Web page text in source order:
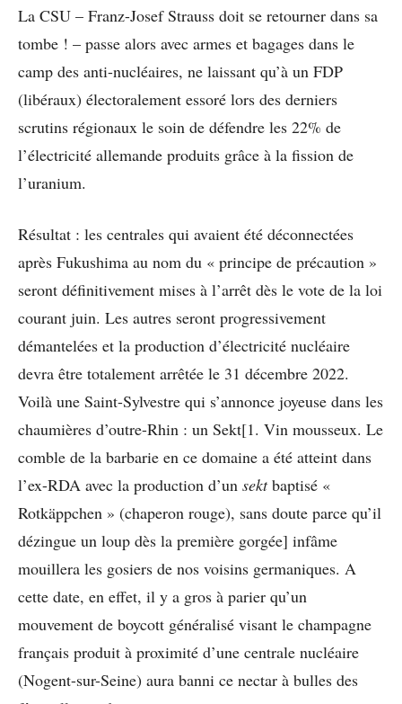
La CSU – Franz-Josef Strauss doit se retourner dans sa
tombe ! – passe alors avec armes et bagages dans le
camp des anti-nucléaires, ne laissant qu’à un FDP
(libéraux) électoralement essoré lors des derniers
scrutins régionaux le soin de défendre les 22% de
l’électricité allemande produits grâce à la fission de
l’uranium.
Résultat : les centrales qui avaient été déconnectées
après Fukushima au nom du « principe de précaution »
seront définitivement mises à l’arrêt dès le vote de la loi
courant juin. Les autres seront progressivement
démantelées et la production d’électricité nucléaire
devra être totalement arrêtée le 31 décembre 2022.
Voilà une Saint-Sylvestre qui s’annonce joyeuse dans les
chaumières d’outre-Rhin : un Sekt[1. Vin mousseux. Le
comble de la barbarie en ce domaine a été atteint dans
l’ex-RDA avec la production d’un sektbaptisé «
Rotkäppchen » (chaperon rouge), sans doute parce qu’il
dézingue un loup dès la première gorgée] infâme
mouillera les gosiers de nos voisins germaniques. A
cette date, en effet, il y a gros à parier qu’un
mouvement de boycott généralisé visant le champagne
français produit à proximité d’une centrale nucléaire
(Nogent-sur-Seine) aura banni ce nectar à bulles des